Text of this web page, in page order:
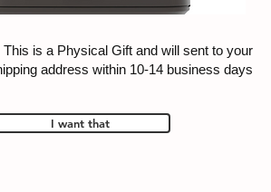
This is a Physical Gift and will sent to your
address within 10-14 business days
I want that